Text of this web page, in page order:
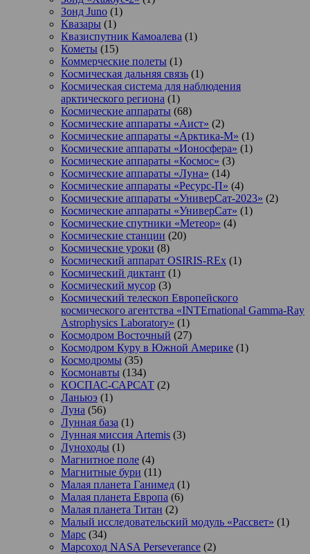
Зонд Juno (1)
Квазары (1)
Квазиспутник Камоалева (1)
Кометы (15)
Коммерческие полеты (1)
Космическая дальняя связь (1)
Космическая система для наблюдения
арктического региона (1)
Космические аппараты (68)
Космические аппараты «Аист» (2)
Космические аппараты «Арктика-М» (1)
Космические аппараты «Ионосфера» (1)
Космические аппараты «Космос» (3)
Космические аппараты «Луна» (14)
Космические аппараты «Ресурс-П» (4)
Космические аппараты «УниверСат-2023» (2)
Космические аппараты «УниверСат» (1)
Космические спутники «Метеор» (4)
Космические станции (20)
Космические уроки (8)
Космический аппарат OSIRIS-REx (1)
Космический диктант (1)
Космический мусор (3)
Космический телескоп Европейского
космического агентства «INTErnational Gamma-Ray
Astrophysics Laboratory» (1)
Космодром Восточный (27)
Космодром Куру в Южной Америке (1)
Космодромы (35)
Космонавты (134)
КОСПАС-САРСАТ (2)
Ланьюэ (1)
Луна (56)
Лунная база (1)
Лунная миссия Artemis (3)
Луноходы (1)
Магнитное поле (4)
Магнитные бури (11)
Малая планета Ганимед (1)
Малая планета Европа (6)
Малая планета Титан (2)
Малый исследовательский модуль «Рассвет» (1)
Марс (34)
Марсоход NASA Perseverance (2)